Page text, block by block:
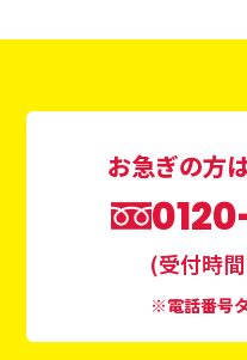
お急ぎの方
(受付時
※電話番号